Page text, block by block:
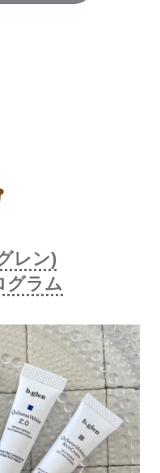
レン)
グラム